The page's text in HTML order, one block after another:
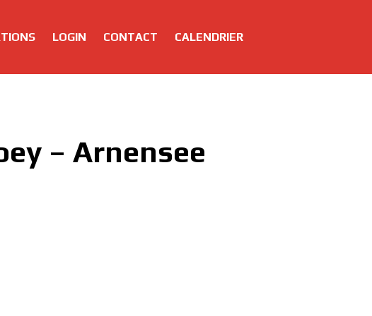
LOGIN CONTACT CALENDRIER
– Arnensee